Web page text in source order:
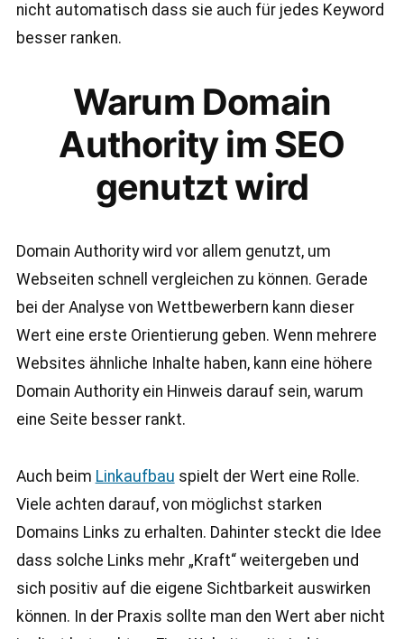
nicht automatisch dass sie auch für jedes Keyword
besser ranken.
Warum Domain
Authority im SEO
genutzt wird
Domain Authority wird vor allem genutzt, um
Webseiten schnell vergleichen zu können. Gerade
bei der Analyse von Wettbewerbern kann dieser
Wert eine erste Orientierung geben. Wenn mehrere
Websites ähnliche Inhalte haben, kann eine höhere
Domain Authority ein Hinweis darauf sein, warum
eine Seite besser rankt.
Auch beim Linkaufbau spielt der Wert eine Rolle.
Viele achten darauf, von möglichst starken
Domains Links zu erhalten. Dahinter steckt die Idee
dass solche Links mehr „Kraft“ weitergeben und
sich positiv auf die eigene Sichtbarkeit auswirken
können. In der Praxis sollte man den Wert aber nicht